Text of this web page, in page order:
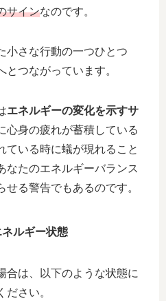
サインなのです。
小さな行動の一つひとつ
つながっています。
エネルギーの変化を示すサ
心身の疲れが蓄積している
ている時に蟻が現れること
なたのエネルギーバランス
る警告でもあるのです。
ルギー状態
合は、以下のような状態に
ださい。